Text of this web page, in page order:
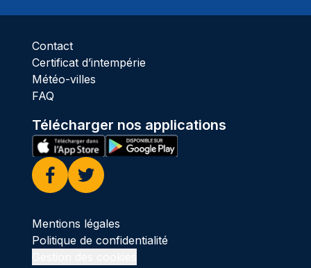
Contact
Certificat d’intempérie
Météo-villes
FAQ
Télécharger nos applications
Facebook
Twitter
Mentions légales
Politique de confidentialité